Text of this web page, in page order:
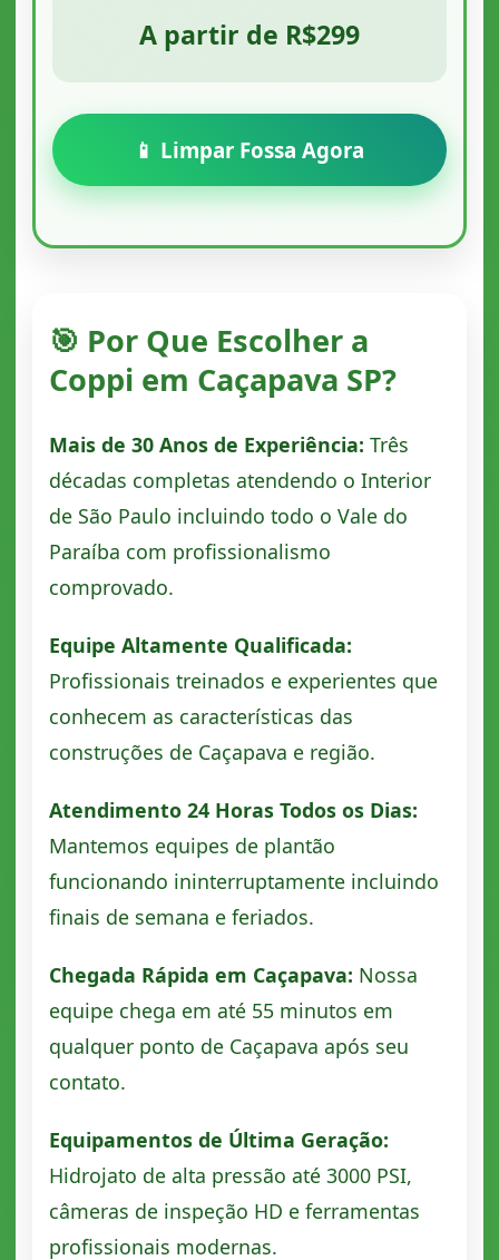
A partir de R$299
📱 Limpar Fossa Agora
🎯 Por Que Escolher a
Coppi em Caçapava SP?
Mais de 30 Anos de Experiência: Três
décadas completas atendendo o Interior
de São Paulo incluindo todo o Vale do
Paraíba com profissionalismo
comprovado.
Equipe Altamente Qualificada:
Profissionais treinados e experientes que
conhecem as características das
construções de Caçapava e região.
Atendimento 24 Horas Todos os Dias:
Mantemos equipes de plantão
funcionando ininterruptamente incluindo
finais de semana e feriados.
Chegada Rápida em Caçapava: Nossa
equipe chega em até 55 minutos em
qualquer ponto de Caçapava após seu
contato.
Equipamentos de Última Geração:
Hidrojato de alta pressão até 3000 PSI,
câmeras de inspeção HD e ferramentas
profissionais modernas.